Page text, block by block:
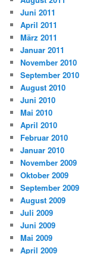
Juni 2011
April 2011
März 2011
Januar 2011
November 2010
September 2010
August 2010
Juni 2010
Mai 2010
April 2010
Februar 2010
Januar 2010
November 2009
Oktober 2009
September 2009
August 2009
Juli 2009
Juni 2009
Mai 2009
April 2009